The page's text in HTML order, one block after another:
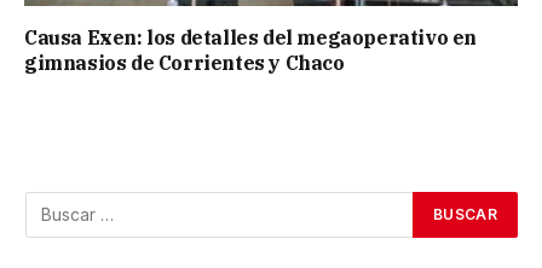
Causa Exen: los detalles del megaoperativo en
gimnasios de Corrientes y Chaco